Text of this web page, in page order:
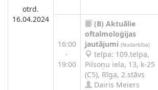
otrd.
16.04.2024
16:00
-
19:00
(B) Aktuālie
oftalmoloģijas
jautājumi (Nodarbība)
telpa: 109.telpa,
Pilsoņu iela, 13, k-25
(C5), Rīga, 2.stāvs
Dairis Meiers